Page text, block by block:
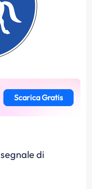
Scarica Gratis
di